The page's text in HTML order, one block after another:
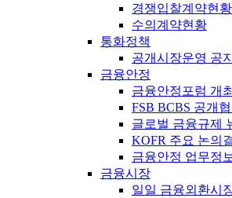
경쟁입찰계약현황
수의계약현황
통화정책
공개시장운영 공지
금융안정
금융안정포럼 개
FSB BCBS 공개
글로벌 금융규제
KOFR 주요 논의
금융안정 업무정보
금융시장
일일 금융외환시